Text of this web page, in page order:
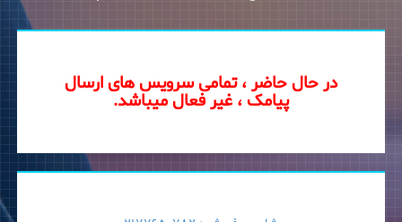
در حال حاضر ، تمامی سرویس های ارسال
پیامک ، غیر فعال میباشد.